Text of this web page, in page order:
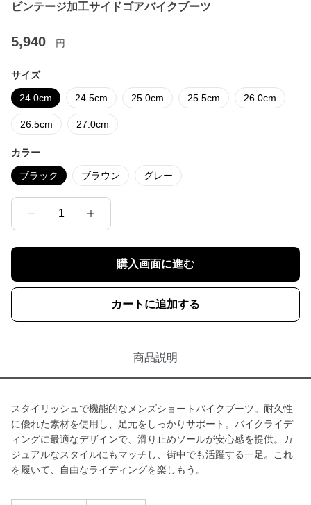
ビンテージ加工サイドゴアバイクブーツ
5,940 円
サイズ
24.0cm 24.5cm 25.0cm 25.5cm 26.0cm
26.5cm 27.0cm
カラー
ブラック ブラウン グレー
1
購入画面に進む
カートに追加する
商品説明
スタイリッシュで機能的なメンズショートバイクブーツ。耐久性
に優れた素材を使用し、足元をしっかりサポート。バイクライデ
ィングに最適なデザインで、滑り止めソールが安心感を提供。カ
ジュアルなスタイルにもマッチし、街中でも活躍する一足。これ
を履いて、自由なライディングを楽しもう。